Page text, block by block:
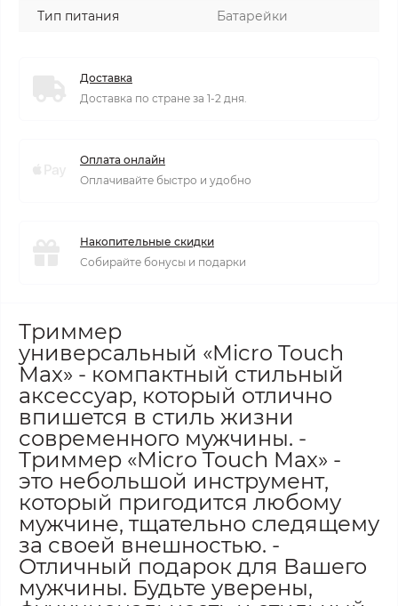
Тип питания Батарейки
Доставка
Доставка по стране за 1-2 дня.
Оплата онлайн
Оплачивайте быстро и удобно
Накопительные скидки
Собирайте бонусы и подарки
Триммер
универсальный «Micro Touch
Max» - компактный стильный
аксессуар, который отлично
впишется в стиль жизни
современного мужчины. -
Триммер «Micro Touch Max» -
это небольшой инструмент,
который пригодится любому
мужчине, тщательно следящему
за своей внешностью. -
Отличный подарок для Вашего
мужчины. Будьте уверены,